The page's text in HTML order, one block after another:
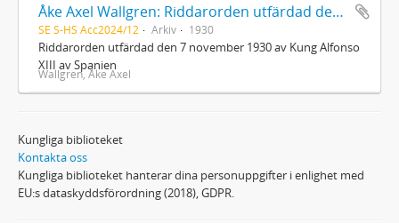
Åke Axel Wallgren: Riddarorden utfärdad den 7 november 1930 av Kung Alfonso XIII av Spanien
SE S-HS Acc2024/12 Arkiv 1930
Riddarorden utfärdad den 7 november 1930 av Kung Alfonso
XIII av Spanien
Wallgren, Åke Axel
Kungliga biblioteket
Kontakta oss
Kungliga biblioteket hanterar dina personuppgifter i enlighet med
EU:s dataskyddsförordning (2018), GDPR.